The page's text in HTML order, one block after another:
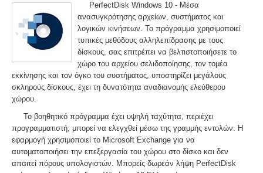
PerfectDisk Windows 10 - Μέσα
ανασυγκρότησης αρχείων, συστήματος και
λογικών κινήσεων. Το πρόγραμμα χρησιμοποιεί
τυπικές μεθόδους αλληλεπίδρασης με τους
δίσκους, σας επιτρέπει να βελτιστοποιήσετε το
χώρο του αρχείου σελιδοποίησης, τον τομέα
εκκίνησης και τον όγκο του συστήματος, υποστηρίζει μεγάλους
σκληρούς δίσκους, έχει τη δυνατότητα αναδιανομής ελεύθερου
χώρου.
Το βοηθητικό πρόγραμμα έχει υψηλή ταχύτητα, περιέχει
προγραμματιστή, μπορεί να ελεγχθεί μέσω της γραμμής εντολών. Η
εφαρμογή χρησιμοποιεί το Microsoft Exchange για να
αυτοματοποιήσει την επεξεργασία του χώρου στο δίσκο και δεν
απαιτεί πόρους υπολογιστών. Μπορείς δωρεάν λήψη PerfectDisk